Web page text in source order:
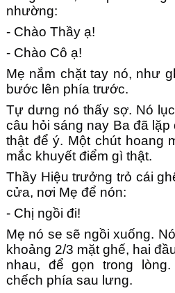
nhường:
- Chào Thầy ạ!
- Chào Cô ạ!
Mẹ nắm chặt tay nó, như
bước lên phía trước.
Tự dưng nó thấy sợ. Nó
câu hỏi sáng nay Ba đã lặp
thật để ý. Một chút hoang
mắc khuyết điểm gì thật.
Thầy Hiệu trưởng trỏ cái
cửa, nơi Mẹ để nón:
- Chị ngồi đi!
Mẹ nó se sẽ ngồi xuống.
khoảng 2/3 mặt ghế, hai
nhau, để gọn trong
chếch phía sau lưng.